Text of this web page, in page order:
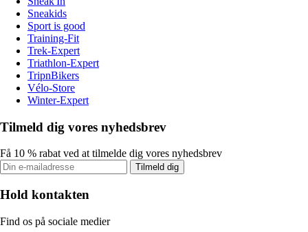
Sneakids
Sport is good
Training-Fit
Trek-Expert
Triathlon-Expert
TripnBikers
Vélo-Store
Winter-Expert
Tilmeld dig vores nyhedsbrev
Få 10 % rabat ved at tilmelde dig vores nyhedsbrev
Tilmeld dig
Hold kontakten
Find os på sociale medier